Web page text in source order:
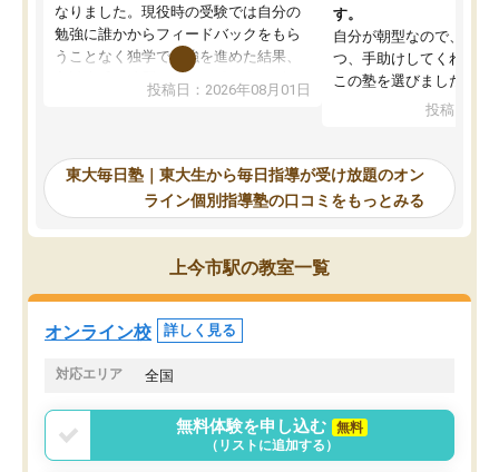
なりました。現役時の受験では自分の
勉強に誰かからフィードバックをもら
うことなく独学で勉強を進めた結果、
入試本番に地歴の学習が間に合わず不
合格となってしまいました。その経験
東大毎日塾にたどり着きました。学習
の長期計画や日々の勉強のやり方につ
いて客観的なアドバイスをいただけた
ので、自信をもって受験勉強を進める
ことができました。自分のように勉強
のやり方や進捗管理で苦労している方
には特におすすめしたい塾です。
投稿日：2026年08月01日
す。
自分が朝型なので、自習
つ、手助けしてくれる設
この塾を選びました。
投稿日：
東大毎日塾｜東大生から毎日指導が受け放題のオン
ライン個別指導塾の口コミをもっとみる
上今市駅の教室一覧
オンライン校 詳しく見る
対応エリア 全国
無料体験を申し込む
無料
（リストに追加する）